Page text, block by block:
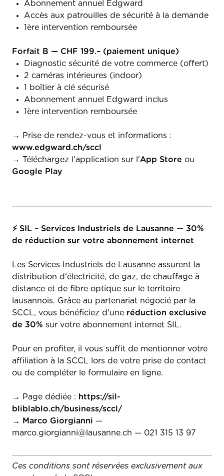
Abonnement annuel Edgward
Accès aux patrouilles de sécurité à la demande
1ère intervention remboursée
Forfait B — CHF 199.– (paiement unique)
Diagnostic sécurité de votre commerce (offert)
2 caméras intérieures (indoor)
1 boîtier à clé sécurisé
Abonnement annuel Edgward inclus
1ère intervention remboursée
→ Prise de rendez-vous et informations :
www.edgward.ch/sccl
→ Téléchargez l'application sur l'App Store ou
Google Play
⚡ SIL – Services Industriels de Lausanne — 30%
de réduction sur votre abonnement internet
Les Services Industriels de Lausanne assurent la
distribution d'électricité, de gaz, de chauffage à
distance et de fibre optique sur le territoire
lausannois. Grâce au partenariat négocié par la
SCCL, vous bénéficiez d'une réduction exclusive
de 30% sur votre abonnement internet SIL.
Pour en profiter, il vous suffit de mentionner votre
affiliation à la SCCL lors de votre prise de contact
ou de compléter le formulaire en ligne.
→ Page dédiée : https://sil-
bliblablo.ch/business/sccl/
→
Marco Giorgianni —
marco.giorgianni@lausanne.ch — 021 315 13 97
Ces conditions sont réservées exclusivement aux